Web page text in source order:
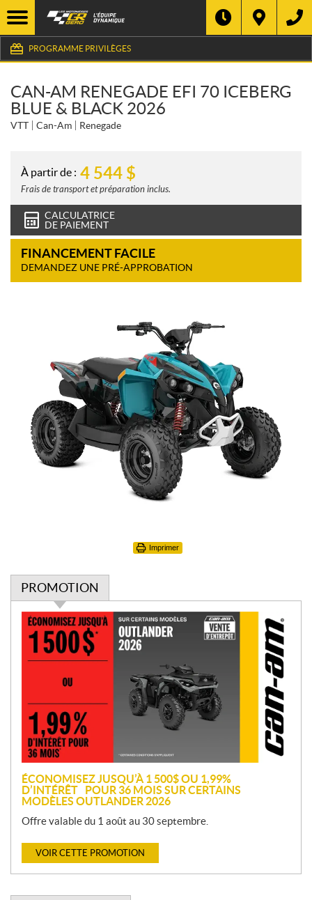
PROGRAMME PRIVILÈGES
CAN-AM RENEGADE EFI 70 ICEBERG
BLUE & BLACK 2026
VTT Can-Am Renegade
À partir de : 4 544 $
Frais de transport et préparation inclus.
CALCULATRICE
DE PAIEMENT
FINANCEMENT FACILE
DEMANDEZ UNE PRÉ-APPROBATION
Imprimer
PROMOTION
P
m
o
n
ÉCONOMISEZ JUSQU’À 1 500$ OU 1,99%
D’INTÉRÊT POUR 36 MOIS SUR CERTAINS
MODÈLES OUTLANDER 2026
Offre valable du 1 août au 30 septembre.
VOIR CETTE PROMOTION